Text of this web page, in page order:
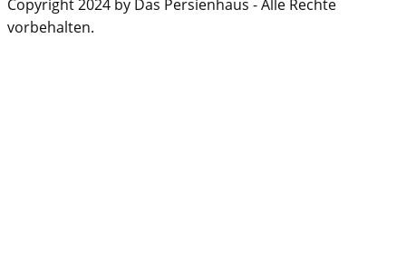
Copyright 2024 by Das Persienhaus - Alle Rechte
vorbehalten.